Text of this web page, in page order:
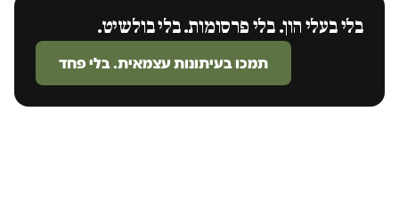
בלי בעלי הון. בלי פרסומות. בלי בולשיט.
תמכו בעיתונות עצמאית. בלי פחד